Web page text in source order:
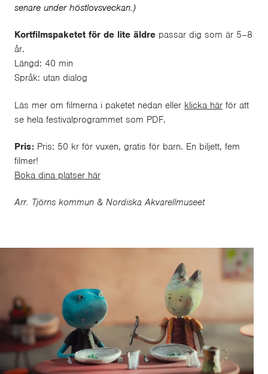
senare under höstlovsveckan.)
Kortfilmspaketet för de lite äldre passar dig som är 5–8
år.
Längd: 40 min
Språk: utan dialog
Läs mer om filmerna i paketet nedan eller klicka här för att
se hela festivalprogrammet som PDF.
Pris: Pris: 50 kr för vuxen, gratis för barn. En biljett, fem
filmer!
Boka dina platser här
Arr. Tjörns kommun & Nordiska Akvarellmuseet